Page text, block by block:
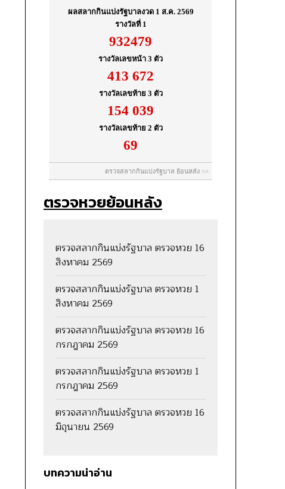
ตรวจหวยย้อนหลัง
ตรวจสลากกินแบ่งรัฐบาล ตรวจหวย 16
สิงหาคม 2569
ตรวจสลากกินแบ่งรัฐบาล ตรวจหวย 1
สิงหาคม 2569
ตรวจสลากกินแบ่งรัฐบาล ตรวจหวย 16
กรกฎาคม 2569
ตรวจสลากกินแบ่งรัฐบาล ตรวจหวย 1
กรกฎาคม 2569
ตรวจสลากกินแบ่งรัฐบาล ตรวจหวย 16
มิถุนายน 2569
บทความน่าอ่าน